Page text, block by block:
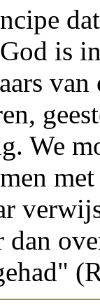
is
We
dan